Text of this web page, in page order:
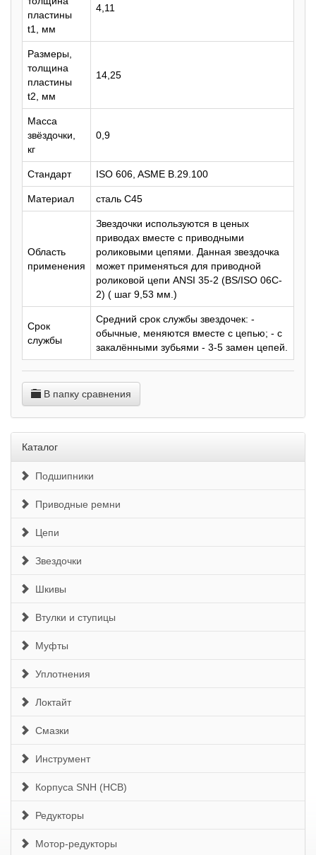
пластины
t1, мм
4,11
Размеры,
толщина
пластины
t2, мм
14,25
Масса
звёздочки,
кг
0,9
Стандарт ISO 606, ASME B.29.100
Материал сталь C45
Область
применения
Звездочки используются в ценых
приводах вместе с приводными
роликовыми цепями. Данная звездочка
может применяться для приводной
роликовой цепи ANSI 35-2 (BS/ISO 06C-
2) ( шаг 9,53 мм.)
Срок
службы
Средний срок службы звездочек: -
обычные, меняются вместе с цепью; - с
закалёнными зубьями - 3-5 замен цепей.
В папку сравнения
Каталог
Подшипники
Приводные ремни
Цепи
Звездочки
Шкивы
Втулки и ступицы
Муфты
Уплотнения
Локтайт
Смазки
Инструмент
Корпуса SNH (HCB)
Редукторы
Мотор-редукторы